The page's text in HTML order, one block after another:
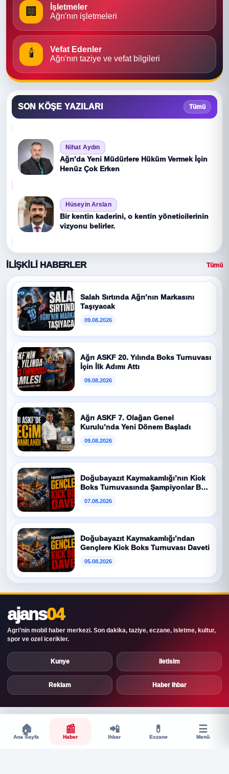
🏢
İşletmeler
Ağrı'nın işletmeleri
🕯
Vefat Edenler
Ağrı'nın taziye ve vefat bilgileri
SON KÖŞE YAZILARI Tümü
Nihat Aydın
Ağrı’da Yeni Müdürlere Hüküm Vermek İçin
Henüz Çok Erken
Hüseyin Arslan
Bir kentin kaderini, o kentin yöneticilerinin
vizyonu belirler.
İLİŞKİLİ HABERLER Tümü
Salah Sırtında Ağrı’nın Markasını
Taşıyacak
09.08.2026
Ağrı ASKF 20. Yılında Boks Turnuvası
İçin İlk Adımı Attı
09.08.2026
Ağrı ASKF 7. Olağan Genel
Kurulu’nda Yeni Dönem Başladı
09.08.2026
Doğubayazıt Kaymakamlığı’nın Kick
Boks Turnuvasında Şampiyonlar Belli
07.08.2026
Doğubayazıt Kaymakamlığı’ndan
Gençlere Kick Boks Turnuvası Daveti
05.08.2026
ajans04
Agri’nin mobil haber merkezi. Son dakika, taziye, eczane, isletme, kultur,
spor ve ozel icerikler.
Kunye Iletisim
Reklam Haber Ihbar
🏠
Ana Sayfa
📰
Haber
📲
Ihbar
💊
Eczane
☰
Menü